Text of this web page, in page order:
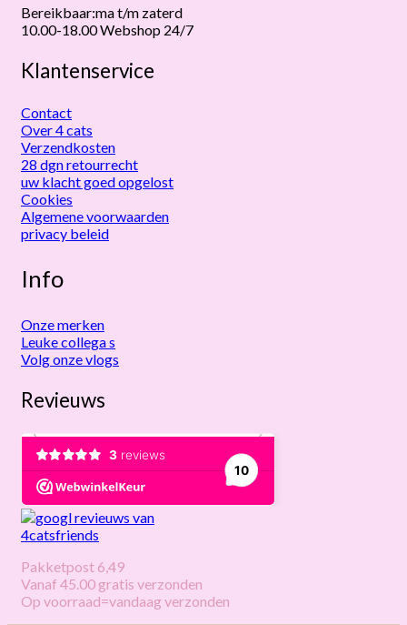
Bereikbaar:ma t/m zaterd
10.00-18.00 Webshop 24/7
Klantenservice
Contact
Over 4 cats
Verzendkosten
28 dgn retourrecht
uw klacht goed opgelost
Cookies
Algemene voorwaarden
privacy beleid
Info
Onze merken
Leuke collega s
Volg onze vlogs
Revieuws
Pakketpost 6,49
Vanaf 45.00 gratis verzonden
Op voorraad=vandaag verzonden